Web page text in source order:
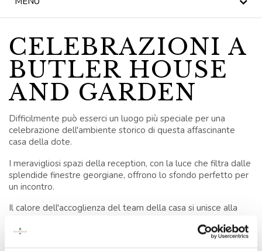
TÈ DEL POMERIGGIO
NOTIZIA
BLOG
KILKENNY CIVIC
TRUST
MATRIMONI
OFFERTE SPECIALI
CELEBRAZIONI A
BUTLER HOUSE
AND GARDEN
Difficilmente può esserci un luogo più speciale per una
celebrazione dell'ambiente storico di questa affascinante
casa della dote.
I meravigliosi spazi della reception, con la luce che filtra dalle
splendide finestre georgiane, offrono lo sfondo perfetto per
un incontro.
Il calore dell'accoglienza del team della casa si unisce alla
bellezza di queste eleganti sale per regalare un'atmosfera
unica che è allo stesso tempo rilassata, conviviale e